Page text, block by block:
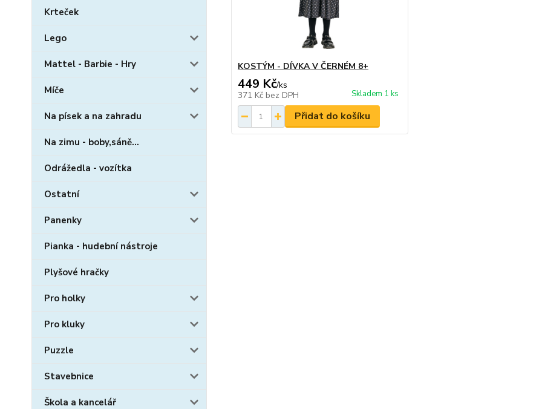
Krteček
Lego
Mattel - Barbie - Hry
Míče
Na písek a na zahradu
Na zimu - boby,sáně...
Odrážedla - vozítka
Ostatní
Panenky
Pianka - hudební nástroje
Plyšové hračky
Pro holky
Pro kluky
Puzzle
Stavebnice
Škola a kancelář
KOSTÝM - DÍVKA V ČERNÉM 8+
449 Kč/ks
371 Kč bez DPH Skladem 1 ks
Přidat do košíku